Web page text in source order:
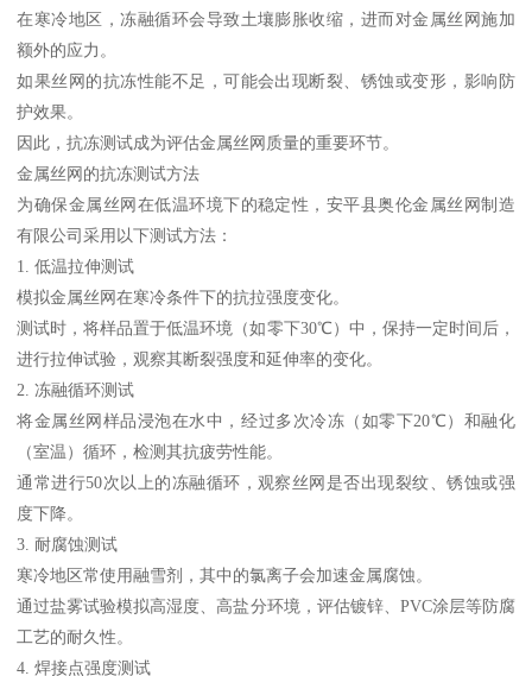
在寒冷地区，冻融循环会导致土壤膨胀收缩，进而对金属丝网施加
额外的应力。
如果丝网的抗冻性能不足，可能会出现断裂、锈蚀或变形，影响防
护效果。
因此，抗冻测试成为评估金属丝网质量的重要环节。
金属丝网的抗冻测试方法
为确保金属丝网在低温环境下的稳定性，安平县奥伦金属丝网制造
有限公司采用以下测试方法：
1. 低温拉伸测试
模拟金属丝网在寒冷条件下的抗拉强度变化。
测试时，将样品置于低温环境（如零下30℃）中，保持一定时间后，
进行拉伸试验，观察其断裂强度和延伸率的变化。
2. 冻融循环测试
将金属丝网样品浸泡在水中，经过多次冷冻（如零下20℃）和融化
（室温）循环，检测其抗疲劳性能。
通常进行50次以上的冻融循环，观察丝网是否出现裂纹、锈蚀或强
度下降。
3. 耐腐蚀测试
寒冷地区常使用融雪剂，其中的氯离子会加速金属腐蚀。
通过盐雾试验模拟高湿度、高盐分环境，评估镀锌、PVC涂层等防腐
工艺的耐久性。
4. 焊接点强度测试